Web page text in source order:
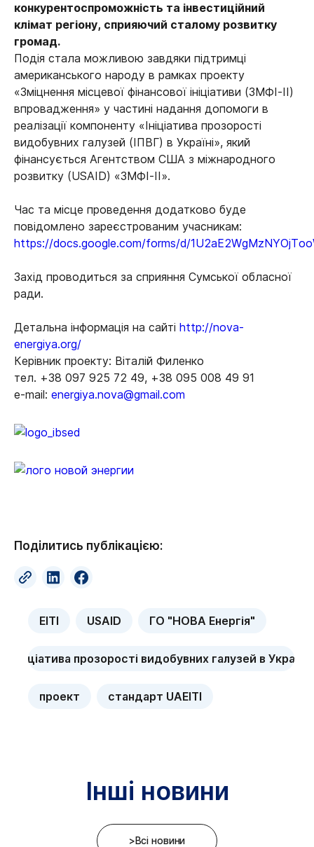
конкурентоспроможність та інвестиційний
клімат регіону, сприяючий сталому розвитку
громад.
Подія стала можливою завдяки підтримці
американського народу в рамках проекту
«Зміцнення місцевої фінансової ініціативи (ЗМФІ-II)
впровадження» у частині надання допомоги в
реалізації компоненту «Ініціатива прозорості
видобувних галузей (ІПВГ) в Україні», який
фінансується Агентством США з міжнародного
розвитку (USAID) «ЗМФІ-ІІ».
Час та місце проведення додатково буде
повідомлено зареєстрованим учасникам:
https://docs.google.com/forms/d/
Захід проводиться за сприяння Сумської обласної
ради.
Детальна інформація на сайті http://nova-
energiya.org/
Керівник проекту: Віталій Филенко
тел. +38 097 925 72 49, +38 095 008 49 91
e-mail: energiya.nova@gmail.com
Поділитись публікацією:
EITI USAID ГО "НОВА Енергія"
ініціатива прозорості видобувних галузей в Україні
проект стандарт UAEITI
Інші новини
>Всі новини